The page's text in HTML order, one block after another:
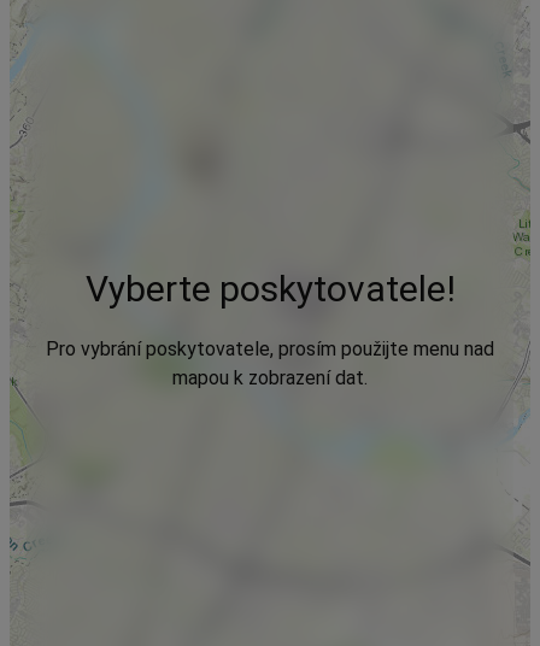
Vyberte poskytovatele!
Pro vybrání poskytovatele, prosím použijte menu nad
mapou k zobrazení dat.